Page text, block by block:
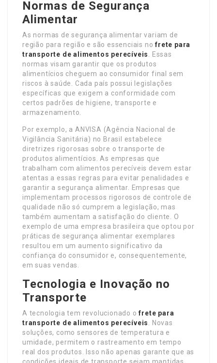
Normas de Segurança
Alimentar
As normas de segurança alimentar variam de
região para região e são essenciais nofrete para
transporte de alimentos perecíveis
. Essas
normas visam garantir que os produtos
alimentícios cheguem ao consumidor final sem
riscos à saúde. Cada país possui legislações
específicas que exigem a conformidade com
certos padrões de higiene, transporte e
armazenamento.
Por exemplo, a ANVISA (Agência Nacional de
Vigilância Sanitária) no Brasil estabelece
diretrizes rigorosas sobre o transporte de
produtos alimentícios. As empresas que
trabalham com alimentos perecíveis devem estar
atentas a essas regras para evitar penalidades e
garantir a segurança alimentar. Empresas que
implementam processos rigorosos de controle de
qualidade não só cumprem a legislação, mas
também aumentam a satisfação do cliente. O
exemplo de uma empresa brasileira que optou por
práticas de segurança alimentar exemplares
resultou em um aumento significativo da
confiança do consumidor e, consequentemente,
em suas vendas.
Tecnologia e Inovação no
Transporte
A tecnologia tem revolucionado ofrete para
transporte de alimentos perecíveis
. Novas
soluções, como sensores de temperatura e
umidade, permitem o rastreamento em tempo
real dos produtos. Isso não apenas garante que as